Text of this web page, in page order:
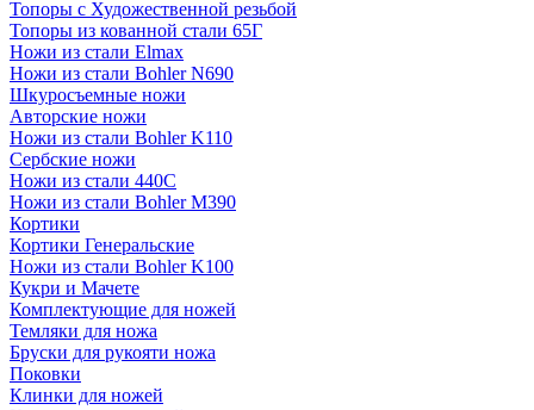
Топоры с Художественной резьбой
Топоры из кованной стали 65Г
Ножи из стали Elmax
Ножи из стали Bohler N690
Шкуросъемные ножи
Авторские ножи
Ножи из стали Bohler K110
Сербские ножи
Ножи из стали 440С
Ножи из стали Bohler M390
Кортики
Кортики Генеральские
Ножи из стали Bohler K100
Кукри и Мачете
Комплектующие для ножей
Темляки для ножа
Бруски для рукояти ножа
Поковки
Клинки для ножей